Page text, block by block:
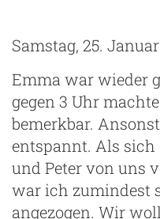
Samstag, 25.
Emma war wieder
gegen 3 Uhr
bemerkbar.
entspannt. Als sich
und Peter von uns
war ich zumindest
angezogen. Wir